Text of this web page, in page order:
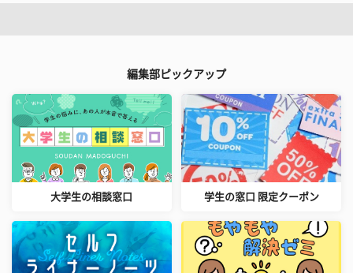
編集部ピックアップ
大学生の相談窓口 学生の窓口 限定クーポン